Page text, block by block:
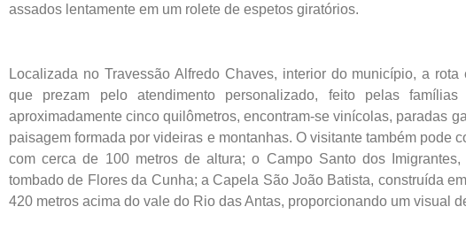
assados lentamente em um rolete de espetos giratórios.
Localizada no Travessão Alfredo Chaves, interior do município, a
que prezam pelo atendimento personalizado, feito pelas
aproximadamente cinco quilômetros, encontram-se vinícolas, paradas
paisagem formada por videiras e montanhas. O visitante também pode
com cerca de 100 metros de altura; o Campo Santo dos Imigrantes,
tombado de Flores da Cunha; a Capela São João Batista, construída
420 metros acima do vale do Rio das Antas, proporcionando um visual